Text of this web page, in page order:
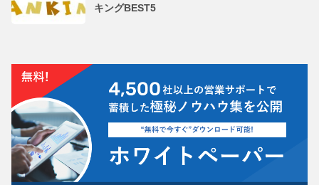
キングBEST5